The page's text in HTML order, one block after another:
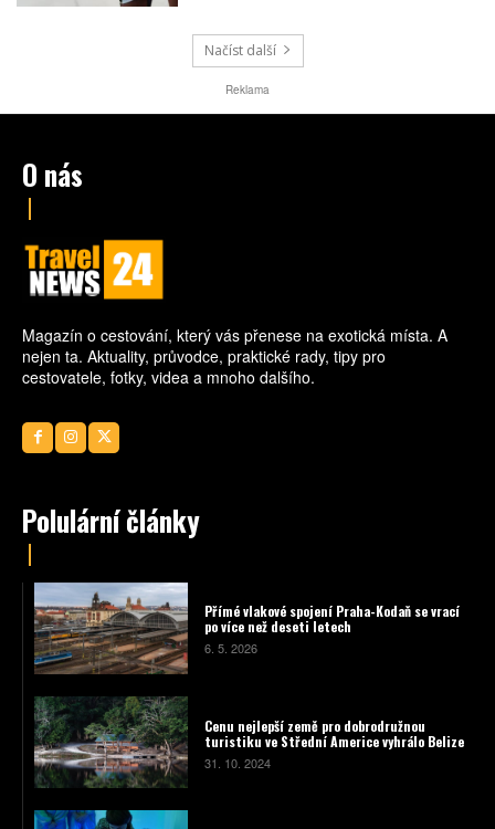
Načíst další
Reklama
O nás
Magazín o cestování, který vás přenese na exotická místa. A
nejen ta. Aktuality, průvodce, praktické rady, tipy pro
cestovatele, fotky, videa a mnoho dalšího.
Polulární články
Přímé vlakové spojení Praha-Kodaň se vrací
po více než deseti letech
6. 5. 2026
Cenu nejlepší země pro dobrodružnou
turistiku ve Střední Americe vyhrálo Belize
31. 10. 2024